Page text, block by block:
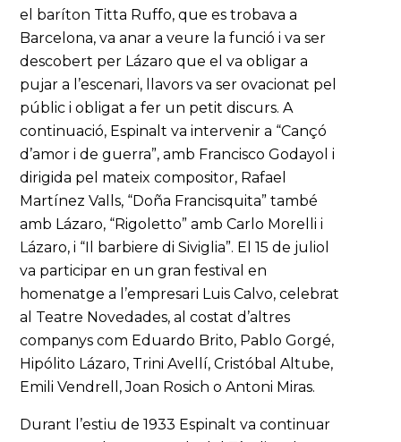
el baríton Titta Ruffo, que es trobava a
Barcelona, va anar a veure la funció i va ser
descobert per Lázaro que el va obligar a
pujar a l’escenari, llavors va ser ovacionat pel
públic i obligat a fer un petit discurs. A
continuació, Espinalt va intervenir a “Cançó
d’amor i de guerra”, amb Francisco Godayol i
dirigida pel mateix compositor, Rafael
Martínez Valls, “Doña Francisquita” també
amb Lázaro, “Rigoletto” amb Carlo Morelli i
Lázaro, i “Il barbiere di Siviglia”. El 15 de juliol
va participar en un gran festival en
homenatge a l’empresari Luis Calvo, celebrat
al Teatre Novedades, al costat d’altres
companys com Eduardo Brito, Pablo Gorgé,
Hipólito Lázaro, Trini Avellí, Cristóbal Altube,
Emili Vendrell, Joan Rosich o Antoni Miras.
Durant l’estiu de 1933 Espinalt va continuar